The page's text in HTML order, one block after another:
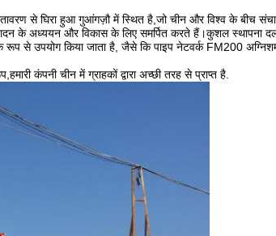
से घिरा हुआ गुआंगज़ौ में स्थित है,जो चीन और विश्व के बीच संचार
के अध्ययन और विकास के लिए समर्पित करते हैं।कुशल स्थापना दल,
से उपयोग किया जाता है, जैसे कि पाइप नेटवर्क FM200
कंपनी चीन में ग्राहकों द्वारा अच्छी तरह से प्राप्त है.